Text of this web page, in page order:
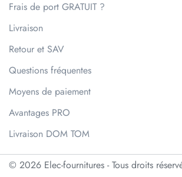
Frais de port GRATUIT ?
Livraison
Retour et SAV
Questions fréquentes
Moyens de paiement
Avantages PRO
Livraison DOM TOM
© 2026 Elec-fournitures - Tous droits